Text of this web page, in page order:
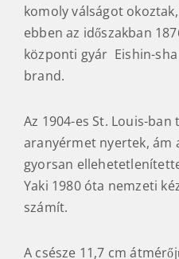
komoly válságot
ebben az időszakban
központi gyár Eishin-sha
brand.
Az 1904-es St. Louis-
aranyérmet nyertek, ám
gyorsan
Yaki 1980 óta nemzeti
számít.
A csésze 11,7 cm